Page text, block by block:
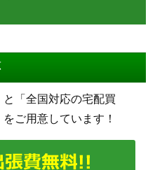
と「全国対応の宅配買
ご用意しています！